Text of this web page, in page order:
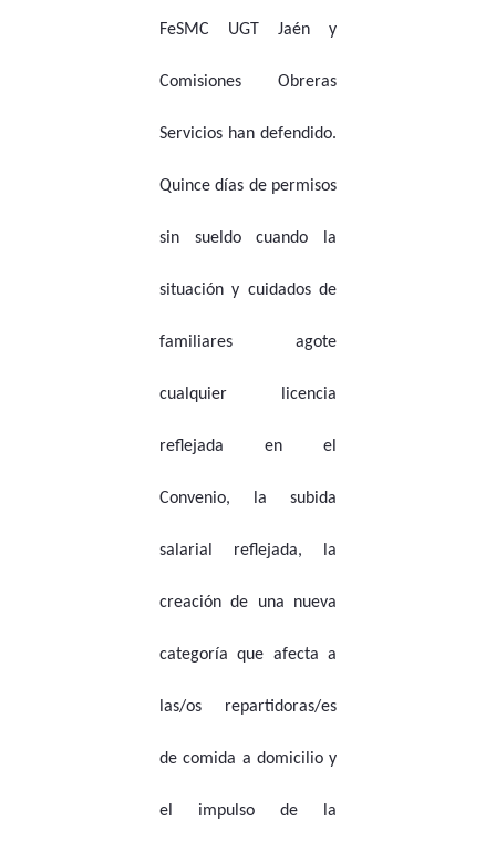
FeSMC UGT Jaén y
Comisiones Obreras
Servicios han defendido.
Quince días de permisos
sin sueldo cuando la
situación y cuidados de
familiares agote
cualquier licencia
reflejada en el
Convenio, la subida
salarial reflejada, la
creación de una nueva
categoría que afecta a
las/os repartidoras/es
de comida a domicilio y
el impulso de la